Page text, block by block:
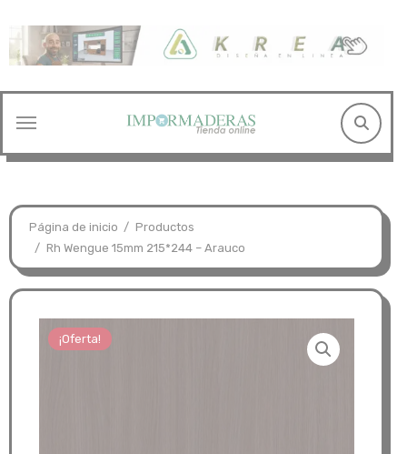
contenido
Página de inicio
Productos
Rh Wengue 15mm 215*244 – Arauco
¡Oferta!